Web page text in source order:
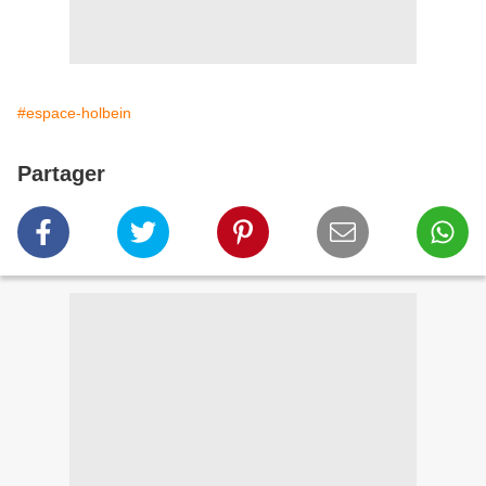
#espace-holbein
Partager